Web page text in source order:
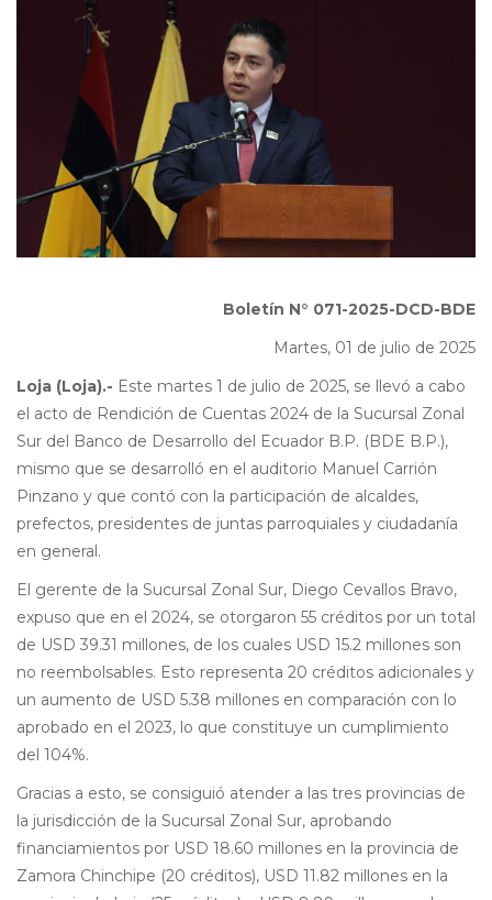
Boletín N° 071-2025-DCD-BDE
Martes, 01 de julio de 2025
Loja (Loja).- Este martes 1 de julio de 2025, se llevó a cabo
el acto de Rendición de Cuentas 2024 de la Sucursal Zonal
Sur del Banco de Desarrollo del Ecuador B.P. (BDE B.P.),
mismo que se desarrolló en el auditorio Manuel Carrión
Pinzano y que contó con la participación de alcaldes,
prefectos, presidentes de juntas parroquiales y ciudadanía
en general.
El gerente de la Sucursal Zonal Sur, Diego Cevallos Bravo,
expuso que en el 2024, se otorgaron 55 créditos por un total
de USD 39.31 millones, de los cuales USD 15.2 millones son
no reembolsables. Esto representa 20 créditos adicionales y
un aumento de USD 5.38 millones en comparación con lo
aprobado en el 2023, lo que constituye un cumplimiento
del 104%.
Gracias a esto, se consiguió atender a las tres provincias de
la jurisdicción de la Sucursal Zonal Sur, aprobando
financiamientos por USD 18.60 millones en la provincia de
Zamora Chinchipe (20 créditos), USD 11.82 millones en la